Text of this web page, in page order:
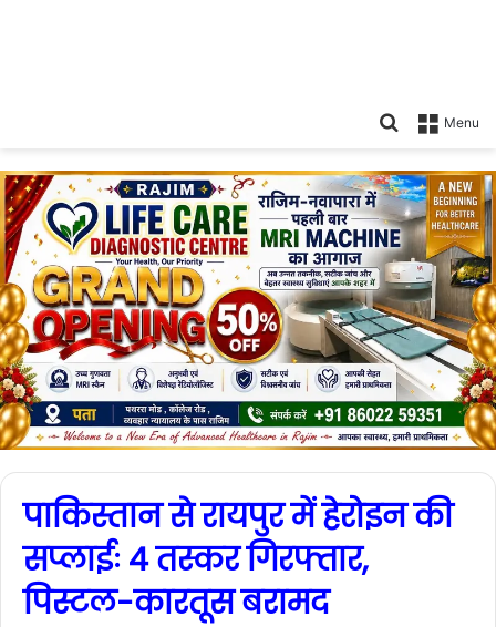
Menu
Search
पाकिस्तान से रायपुर में हेरोइन की
सप्लाईः 4 तस्कर गिरफ्तार,
पिस्टल-कारतूस बरामद